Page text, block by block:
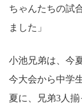
ちゃんたちの試
ました」
小池兄弟は、今
今大会から中学
夏に、兄弟3人